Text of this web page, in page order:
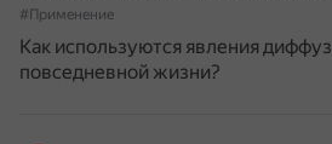
#Применение
Как используются явления
повседневной жизни?